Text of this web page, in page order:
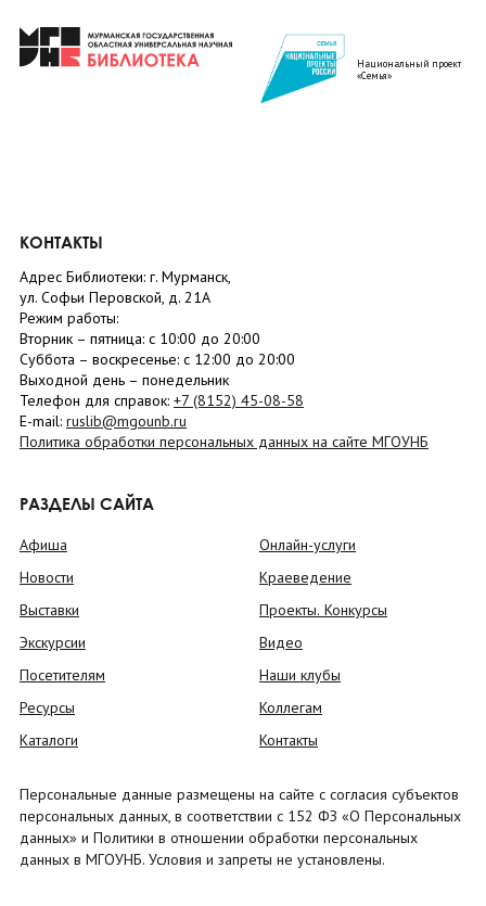
Национальный проект
«Семья»
КОНТАКТЫ
Адрес Библиотеки: г. Мурманск,
ул. Софьи Перовской, д. 21А
Режим работы:
Вторник – пятница: с 10:00 до 20:00
Суббота – воскресенье: c 12:00 до 20:00
Выходной день – понедельник
Телефон для справок: +7 (8152) 45-08-58
E-mail: ruslib@mgounb.ru
Политика обработки персональных данных на сайте МГОУНБ
РАЗДЕЛЫ САЙТА
Афиша
Новости
Выставки
Экскурсии
Посетителям
Ресурсы
Каталоги
Онлайн-услуги
Краеведение
Проекты. Конкурсы
Видео
Наши клубы
Коллегам
Контакты
Персональные данные размещены на сайте с согласия субъектов
персональных данных, в соответствии с 152 ФЗ «О Персональных
данных» и Политики в отношении обработки персональных
данных в МГОУНБ. Условия и запреты не установлены.